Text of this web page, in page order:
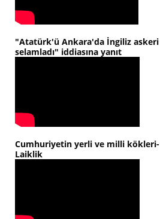
"Atatürk'ü Ankara'da İngiliz askeri
selamladı" iddiasına yanıt
Cumhuriyetin yerli ve milli kökleri-
Laiklik